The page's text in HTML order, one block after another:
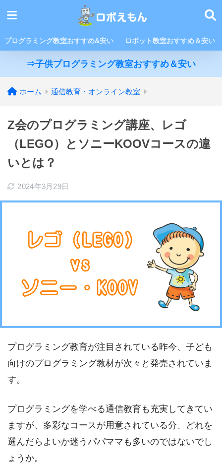
プログラミング教室おすすめ&安い ロボット教室おすすめ＆安い
⇒子供プログラミング教室おすすめ＆安い
ホーム 通信教育・オンライン教室
Z会のプログラミング講座、レゴ
（LEGO）とソニーKOOVコースの違
いとは？
2024年3月29日
プログラミング教育が注目されている昨今、子ども
向けのプログラミング教材が次々と発売されていま
す。
プログラミングを学べる通信教育も充実してきてい
ますが、多彩なコースが用意されている分、どれを
選んだらよいか迷うパパママも多いのではないでし
ょうか。